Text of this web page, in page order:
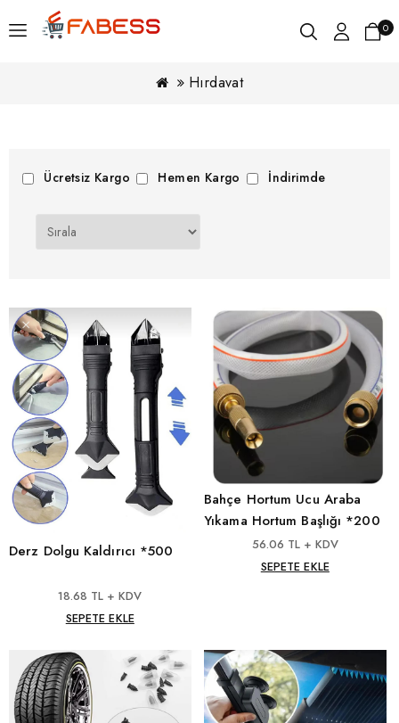
0
Hırdavat
Ücretsiz Kargo Hemen Kargo İndirimde
Derz Dolgu Kaldırıcı *500
18.68 TL + KDV
SEPETE EKLE
Bahçe Hortum Ucu Araba
Yıkama Hortum Başlığı *200
56.06 TL + KDV
SEPETE EKLE